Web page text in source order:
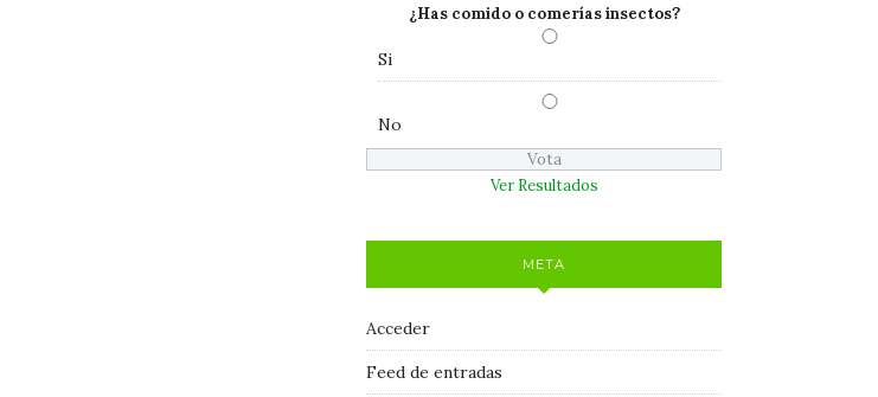
¿Has comido o comerías insectos?
Si
No
Ver Resultados
META
Acceder
Feed de entradas